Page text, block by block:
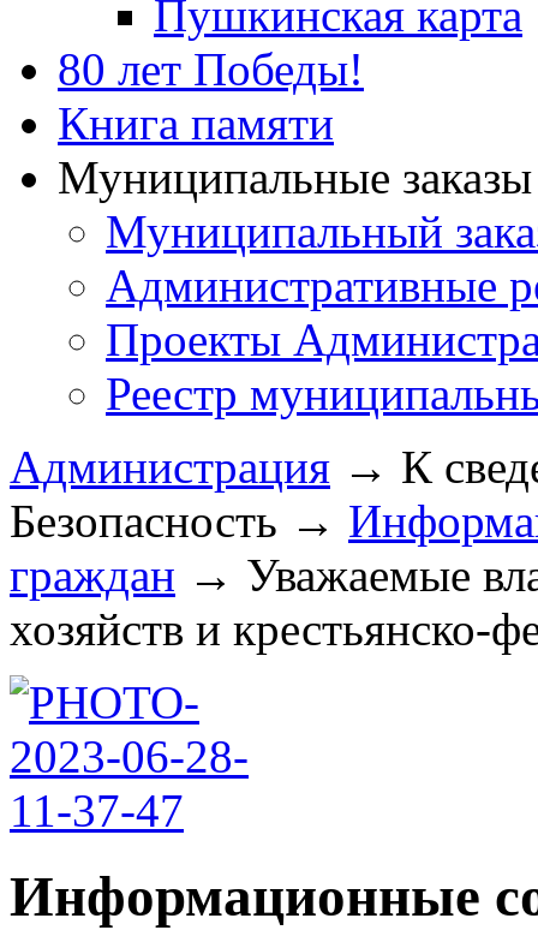
Пушкинская карта
80 лет Победы!
Книга памяти
Муниципальные
Муниципальный
Административные
Проекты
Реестр
Администрация → К
Безопасность →
граждан → Уважаемые
хозяйств и крестьянско-
Информационные